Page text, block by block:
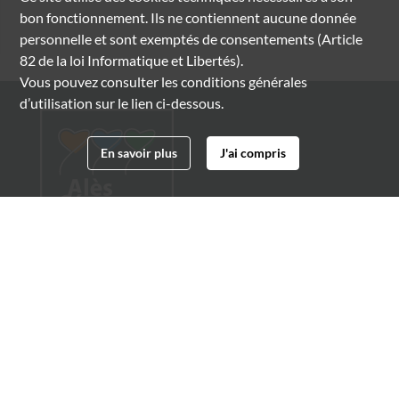
bon fonctionnement. Ils ne contiennent aucune donnée
personnelle et sont exemptés de consentements (Article
82 de la loi Informatique et Libertés).
Vous pouvez consulter les conditions générales
d’utilisation sur le lien ci-dessous.
En savoir plus J'ai compris